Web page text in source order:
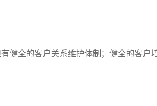
健全的客户关系维护体制；健全的客户